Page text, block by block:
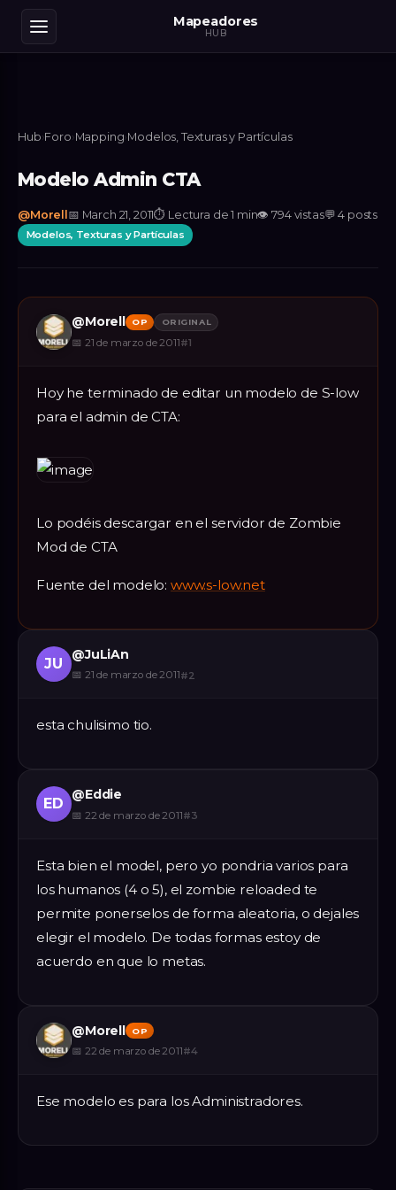
Mapeadores
HUB
Hub›Foro›Mapping›Modelos, Texturas y Partículas
Modelo Admin CTA
@Morell 📅 March 21, 2011⏱ Lectura de 1 min👁794 vistas💬4 posts
Modelos, Texturas y Partículas
@Morell OP ORIGINAL
📅 21 de marzo de 2011#1
Hoy he terminado de editar un modelo de S-low
para el admin de CTA:
Lo podéis descargar en el servidor de Zombie
Mod de CTA
Fuente del modelo: www.s-low.net
JU
@JuLiAn
📅 21 de marzo de 2011#2
esta chulisimo tio.
ED
@Eddie
📅 22 de marzo de 2011#3
Esta bien el model, pero yo pondria varios para
los humanos (4 o 5), el zombie reloaded te
permite ponerselos de forma aleatoria, o dejales
elegir el modelo. De todas formas estoy de
acuerdo en que lo metas.
@Morell OP
📅 22 de marzo de 2011#4
Ese modelo es para los Administradores.